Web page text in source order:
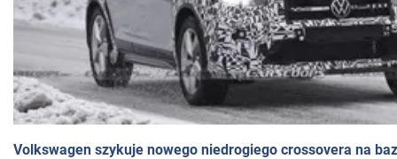
Volkswagen szykuje nowego niedrogiego crossovera na